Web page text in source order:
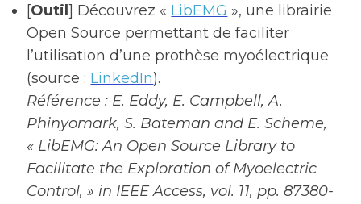
[Outil] Découvrez « LibEMG », une librairie
Open Source permettant de faciliter
l’utilisation d’une prothèse myoélectrique
(source : LinkedIn).
Référence : E. Eddy, E. Campbell, A.
Phinyomark, S. Bateman and E. Scheme,
« LibEMG: An Open Source Library to
Facilitate the Exploration of Myoelectric
Control, » in IEEE Access, vol. 11, pp. 87380-